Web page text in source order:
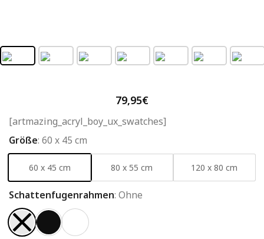
79,95€
[artmazing_acryl_boy_ux_swatches]
Größe: 60 x 45 cm
60 x 45 cm 80 x 55 cm 120 x 80 cm
Schattenfugenrahmen: Ohne